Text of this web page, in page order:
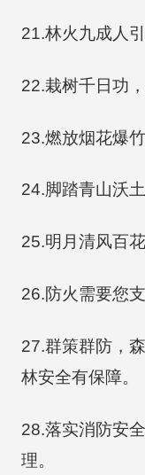
21.林火九成人
22.栽树千日功
23.燃放烟花爆
24.脚踏青山沃
25.明月清风百
26.防火需要您
27.群策群防，
林安全有保障。
28.落实消防安
理。